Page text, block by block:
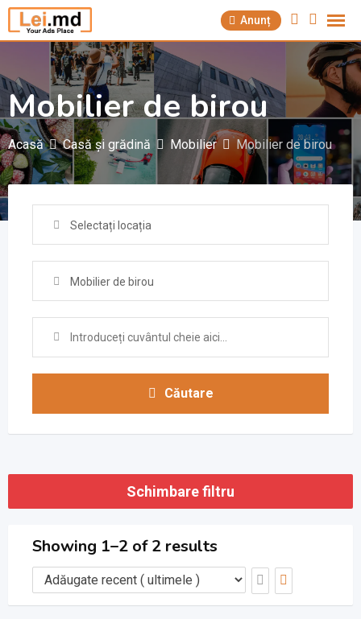
Săriți
la
Anunț
Mobilier de birou
Acasă Casă și grădină Mobilier Mobilier de birou
Selectați locația
Mobilier de birou
Căutare
Schimbare filtru
Showing 1–2 of 2 results